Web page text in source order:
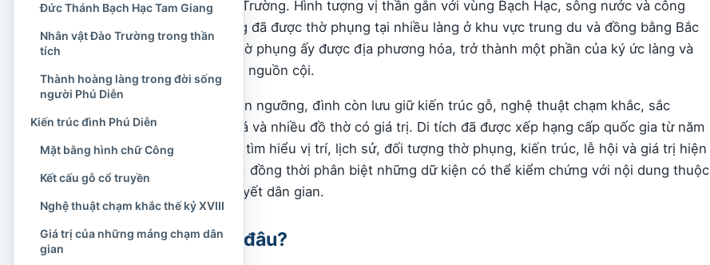
địa phương gọi là Đào Trường. Hình tượng vị thần gắn với vùng Bạch Hạc, sông nước và công
cuộc bảo vệ cộng đồng đã được thờ phụng tại nhiều làng ở khu vực trung du và đồng bằng Bắc
Bộ. Tại Phú Diễn, sự thờ phụng ấy được địa phương hóa, trở thành một phần của ký ức làng và
truyền thống hướng về nguồn cội.
Không chỉ có ý nghĩa tín ngưỡng, đình còn lưu giữ kiến trúc gỗ, nghệ thuật chạm khắc, sắc
phong, thần phả, bia đá và nhiều đồ thờ có giá trị. Di tích đã được xếp hạng cấp quốc gia từ năm
1994. Bài viết dưới đây tìm hiểu vị trí, lịch sử, đối tượng thờ phụng, kiến trúc, lễ hội và giá trị hiện
nay của đình Phú Diễn, đồng thời phân biệt những dữ kiện có thể kiểm chứng với nội dung thuộc
thần tích và truyền thuyết dân gian.
Đình Phú Diễn ở đâu?
Đức Thánh Bạch Hạc Tam Giang
Nhân vật Đào Trường trong thần
tích
Thành hoàng làng trong đời sống
người Phú Diễn
Kiến trúc đình Phú Diễn
Mặt bằng hình chữ Công
Kết cấu gỗ cổ truyền
Nghệ thuật chạm khắc thế kỷ XVIII
Giá trị của những mảng chạm dân
gian